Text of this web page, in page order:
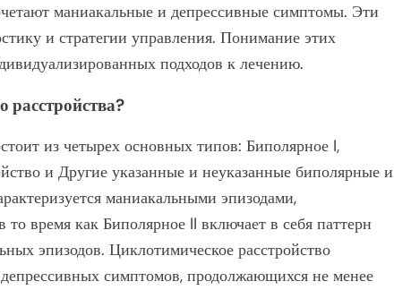
маниакальные и депрессивные симптомы. Эти
и стратегии управления. Понимание этих
подходов к лечению.
из четырех основных типов: Биполярное I,
и Другие указанные и неуказанные биполярные и
маниакальными эпизодами,
время как Биполярное II включает в себя паттерн
эпизодов. Циклотимическое расстройство
симптомов, продолжающихся не менее